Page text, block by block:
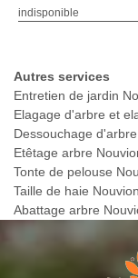
indisponible
Autres services
Entretien de jardin
Elagage d'arbre et
Dessouchage
Etêtage arbre
Tonte de pelouse
Taille de haie
Abattage arbre